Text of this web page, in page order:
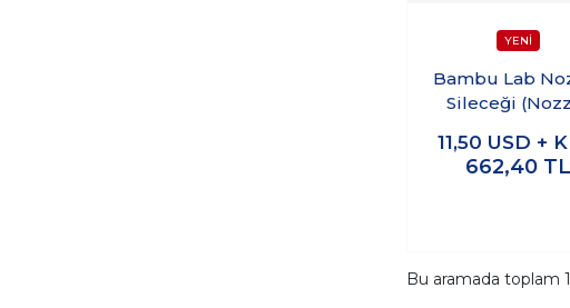
Bambu Lab
Sileceği
FAW003
11,50 USD +
662,40 TL
Bu aramada toplam 1